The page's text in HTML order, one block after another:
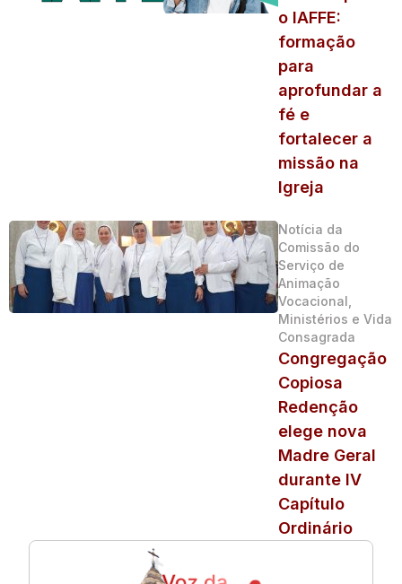
o IAFFE:
formação
para
aprofundar a
fé e
fortalecer a
missão na
Igreja
Notícia da
Comissão do
Serviço de
Animação
Vocacional,
Ministérios e Vida
Consagrada
Congregação
Copiosa
Redenção
elege nova
Madre Geral
durante IV
Capítulo
Ordinário